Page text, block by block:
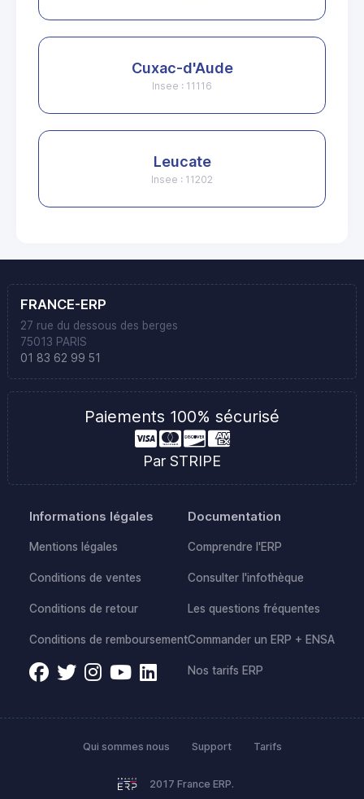
Cuxac-d'Aude
Insee : 11116
Leucate
Insee : 11202
FRANCE-ERP
27 rue du dessous des berges
75013 PARIS
01 83 62 99 51
Paiements 100% sécurisé
Par STRIPE
Informations légales
Mentions légales
Conditions de ventes
Conditions de retour
Conditions de remboursement
Documentation
Comprendre l'ERP
Consulter l'infothèque
Les questions fréquentes
Commander un ERP + ENSA
Nos tarifs ERP
2017 France ERP.
Qui sommes nous Support Tarifs